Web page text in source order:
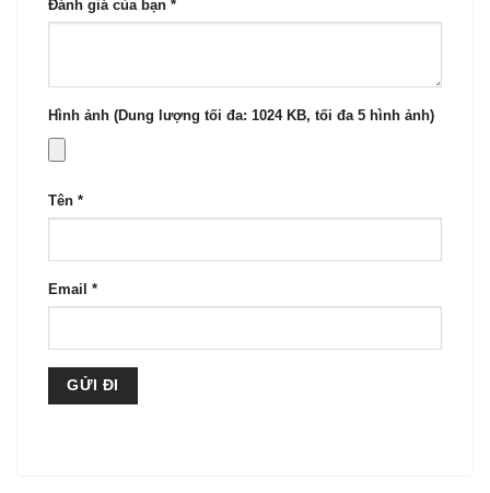
Đánh giá của bạn *
Hình ảnh (Dung lượng tối đa: 1024 KB, tối đa 5 hình ảnh)
Tên *
Email *